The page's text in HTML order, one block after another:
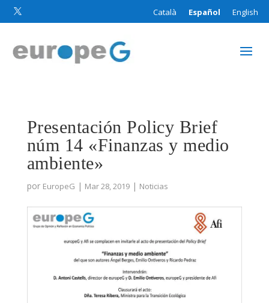
 Català Español English
Presentación Policy Brief
núm 14 «Finanzas y medio
ambiente»
por EuropeG | Mar 28, 2019| Noticias